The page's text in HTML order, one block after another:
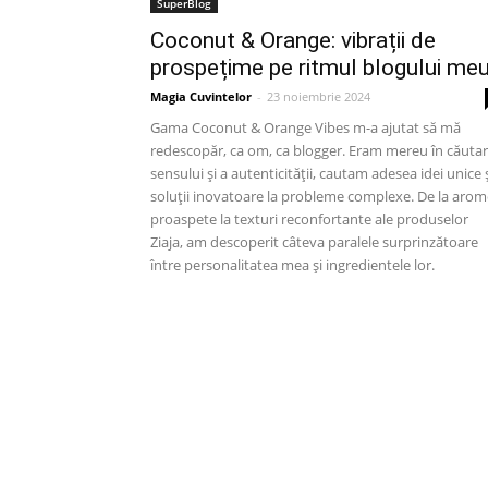
SuperBlog
Coconut & Orange: vibrații de
prospețime pe ritmul blogului meu
Magia Cuvintelor - 23 noiembrie 2024
Gama Coconut & Orange Vibes m-a ajutat să mă
redescopăr, ca om, ca blogger. Eram mereu în
sensului și a autenticității, cautam adesea idei unice
soluții inovatoare la probleme complexe. De la
proaspete la texturi reconfortante ale produselor
Ziaja, am descoperit câteva paralele surprinzătoare
între personalitatea mea și ingredientele lor.